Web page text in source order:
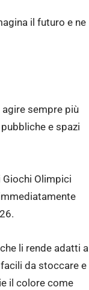
il futuro e ne
sempre più
e spazi
Olimpici
li rende adatti a
da stoccare e
il colore come